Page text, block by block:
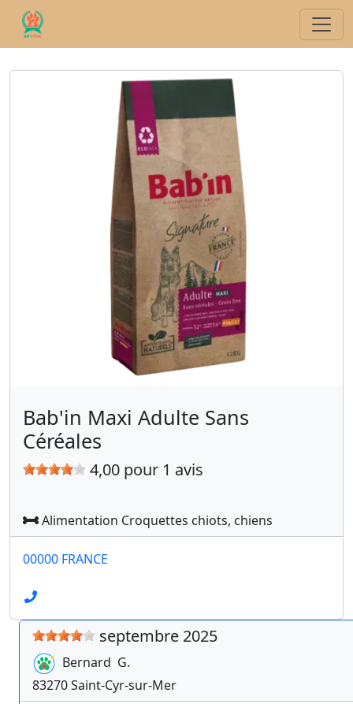
Bab'in Maxi Adulte Sans
Céréales
4,00 pour 1 avis
Alimentation Croquettes chiots, chiens
00000 FRANCE
septembre 2025
Bernard G.
83270Saint-Cyr-sur-Mer